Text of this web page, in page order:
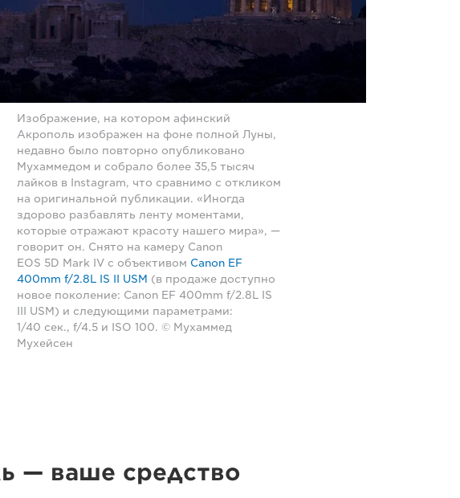
Изображение, на котором афинский
Акрополь изображен на фоне полной Луны,
недавно было повторно опубликовано
Мухаммедом и собрало более 35,5 тысяч
лайков в Instagram, что сравнимо с откликом
на оригинальной публикации. «Иногда
здорово разбавлять ленту моментами,
которые отражают красоту нашего мира», —
говорит он. Снято на камеру Canon
EOS 5D Mark IV с объективом Canon EF
400mm f/2.8L IS II USM (в продаже доступно
новое поколение: Canon EF 400mm f/2.8L IS
III USM) и следующими параметрами:
1/40 сек., f/4.5 и ISO 100. © Мухаммед
Мухейсен
— ваше средство